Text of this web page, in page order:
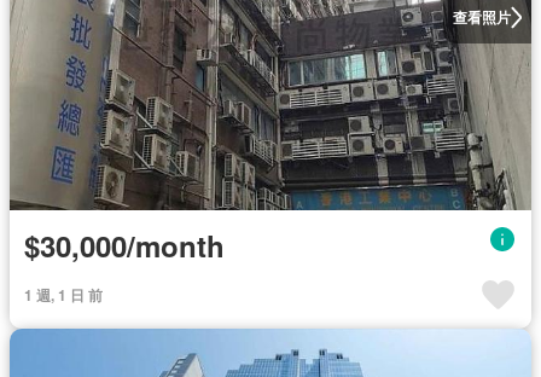
查看照片
$30,000/month
1 週, 1 日 前